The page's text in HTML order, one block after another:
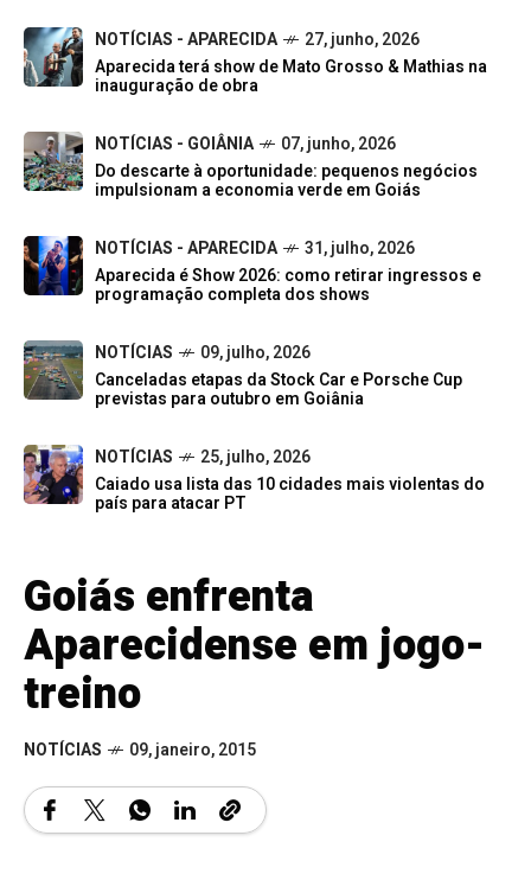
NOTÍCIAS - APARECIDA
27, junho, 2026
Aparecida terá show de Mato Grosso & Mathias na
inauguração de obra
NOTÍCIAS - GOIÂNIA
07, junho, 2026
Do descarte à oportunidade: pequenos negócios
impulsionam a economia verde em Goiás
NOTÍCIAS - APARECIDA
31, julho, 2026
Aparecida é Show 2026: como retirar ingressos e
programação completa dos shows
NOTÍCIAS
09, julho, 2026
Canceladas etapas da Stock Car e Porsche Cup
previstas para outubro em Goiânia
NOTÍCIAS
25, julho, 2026
Caiado usa lista das 10 cidades mais violentas do
país para atacar PT
Goiás enfrenta
Aparecidense em jogo-
treino
NOTÍCIAS 09, janeiro, 2015